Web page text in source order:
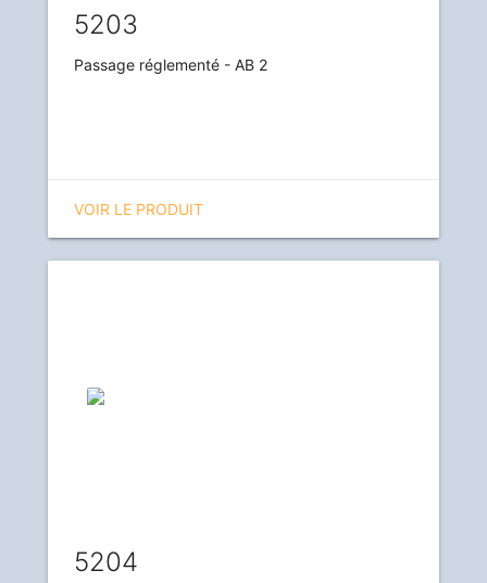
5203
Passage réglementé - AB 2
VOIR LE PRODUIT
5204